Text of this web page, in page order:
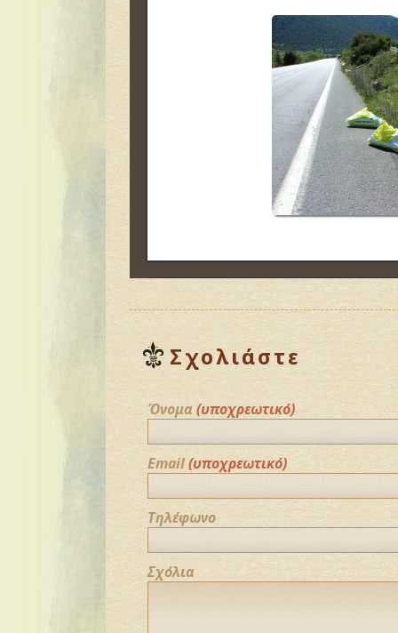
Σχολιάστε
Όνομα (υποχρεωτικό)
Email(υποχρεωτικό)
Τηλέφωνο
Σχόλια